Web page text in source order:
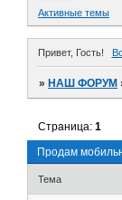
Активные темы
Привет, Гость!
»НАШ ФОРУМ
Продам
Страница:1
Тема